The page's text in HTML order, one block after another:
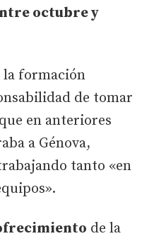
octubre y
formación
de tomar
en anteriores
a Génova,
tanto «en
de la